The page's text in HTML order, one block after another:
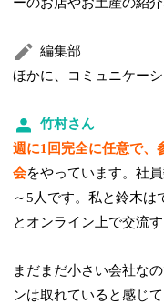
ーのお店やお土産の紹
編集部
ほかに、コミュニケー
竹村さん
週に1回完全に任意で、
会をやっています。社
～5人です。私と鈴木は
とオンライン上で交流
まだまだ小さい会社な
ンは取れていると感じ